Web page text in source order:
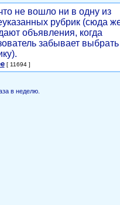
не вошло ни в одну из
рубрик (сюда
объявления, когда
забывает выбрать
[ 11694 ]
в неделю.